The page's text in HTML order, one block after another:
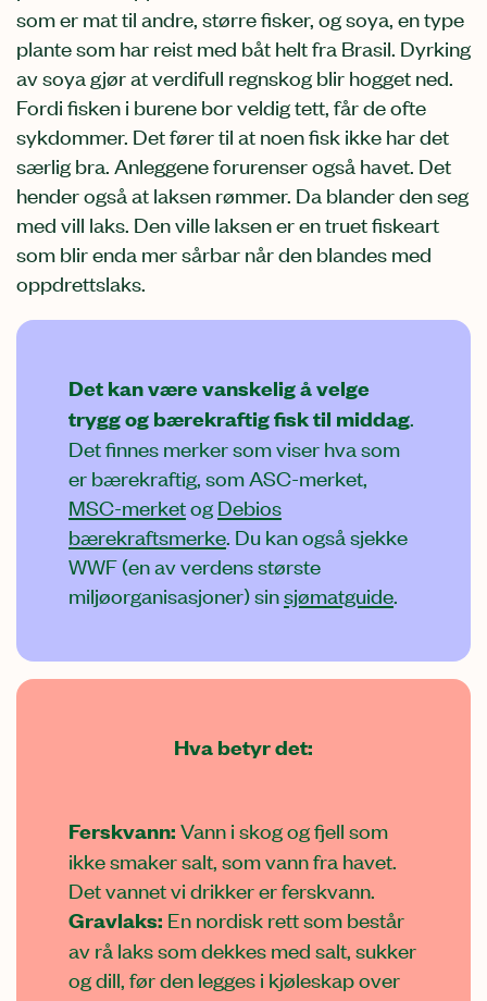
som er mat til andre, større fisker, og soya, en type
plante som har reist med båt helt fra Brasil. Dyrking
av soya gjør at verdifull regnskog blir hogget ned.
Fordi fisken i burene bor veldig tett, får de ofte
sykdommer. Det fører til at noen fisk ikke har det
særlig bra. Anleggene forurenser også havet. Det
hender også at laksen rømmer. Da blander den seg
med vill laks. Den ville laksen er en truet fiskeart
som blir enda mer sårbar når den blandes med
oppdrettslaks.
Det kan være vanskelig å velge
trygg og bærekraftig fisk til middag
Det finnes merker som viser hva som
er bærekraftig, som ASC-merket,
MSC-merketog Debios
bærekraftsmerke . Du kan også sjekke
WWF (en av verdens største
miljøorganisasjoner) sinsjømatguide
Hva betyr det:
Ferskvann: Vann i skog og fjell som
ikke smaker salt, som vann fra havet.
Det vannet vi drikker er ferskvann.
Gravlaks: En nordisk rett som består
av rå laks som dekkes med salt, sukker
og dill, før den legges i kjøleskap over